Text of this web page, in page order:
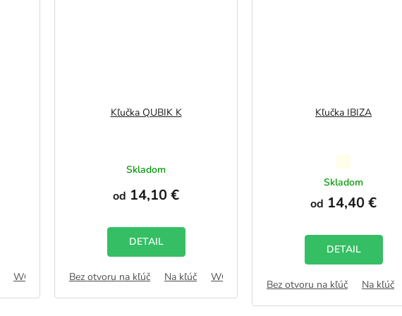
WC zámok FAB
Kľučka QUBIK K
Skladom
od 14,10 €
DETAIL
Bez otvoru na kľúč Na kľúč WC zámok
Kľučka IBIZA
hodnotenie
produktu
je
z
5
hviezdičiek.
Skladom
od 14,40 €
DETAIL
Bez otvoru na kľúč Na kľúč